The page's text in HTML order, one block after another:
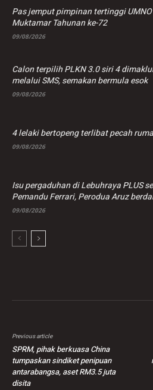
Pas jemput pimpinan tertinggi
Muktamar Tahunan ke-72
09/08/2026
Calon terpilih PLKN 3.0 siri 4
melalui SMS, semakan bermula esok
09/08/2026
4 lelaki bertopeng terlibat pecah
09/08/2026
Isu pergaduhan di Lebuhraya PLUS
Pemandu Ferrari, Perodua Aruz
09/08/2026
Previous article
SPRM, pihak berkuasa China
tumpaskan sindiket penipuan
antarabangsa, aset RM3.5 juta
disita